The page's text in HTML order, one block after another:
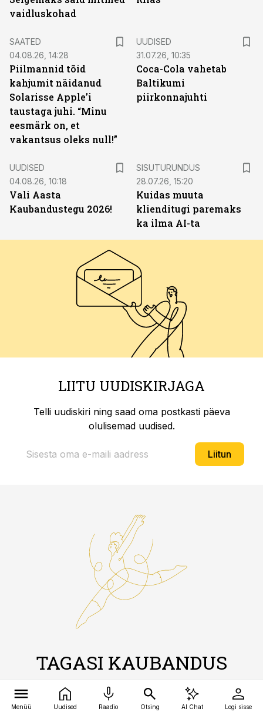
vaidluskohad
SAATED
04.08.26, 14:28
Piilmannid tõid
kahjumit näidanud
Solarisse Apple’i
taustaga juhi. “Minu
eesmärk on, et
vakantsus oleks null!”
UUDISED
31.07.26, 10:35
Coca-Cola vahetab
Baltikumi
piirkonnajuhti
UUDISED
04.08.26, 10:18
Vali Aasta
Kaubandustegu 2026!
SISUTURUNDUS
28.07.26, 15:20
Kuidas muuta
klienditugi paremaks
ka ilma AI-ta
LIITU UUDISKIRJAGA
Telli uudiskiri ning saad oma postkasti päeva
olulisemad uudised.
Liitun
TAGASI KAUBANDUS
ESILEHELE
Menüü Uudised Raadio Otsing AI Chat Logi sisse